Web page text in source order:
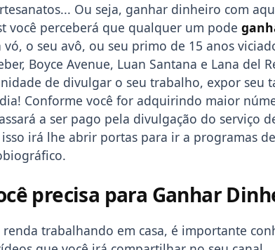
Ou seja, ganhar dinheiro com
você perceberá que qualquer um pode
vó, o seu avô, ou seu primo de 15 anos
Boyce Avenue, Luan Santana e Lana del
de divulgar o seu trabalho, expor seu
Conforme você for adquirindo maior
a ser pago pela divulgação do serviço
irá lhe abrir portas para ir a programas
precisa para Ganhar
renda trabalhando em casa, é importante